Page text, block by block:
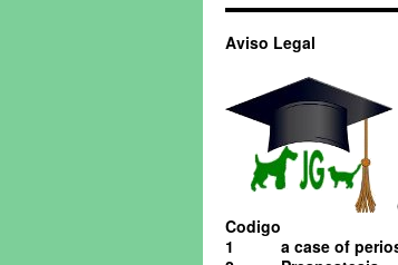
Aviso Legal
Codigo
1
a case of